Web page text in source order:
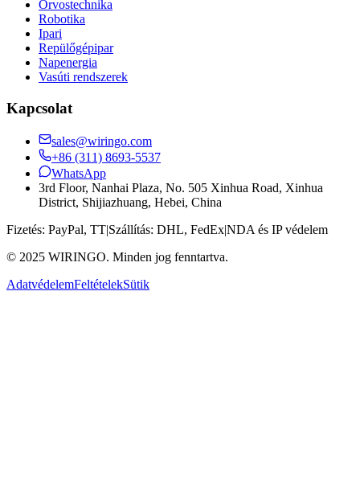
Orvostechnika
Robotika
Ipari
Repülőgépipar
Napenergia
Vasúti rendszerek
Kapcsolat
sales@wiringo.com
+86 (311) 8693-5537
WhatsApp
3rd Floor, Nanhai Plaza, No. 505 Xinhua Road, Xinhua
District, Shijiazhuang, Hebei, China
Fizetés: PayPal, TT|Szállítás: DHL, FedEx|NDA és IP védelem
© 2025 WIRINGO. Minden jog fenntartva.
AdatvédelemFeltételekSütik